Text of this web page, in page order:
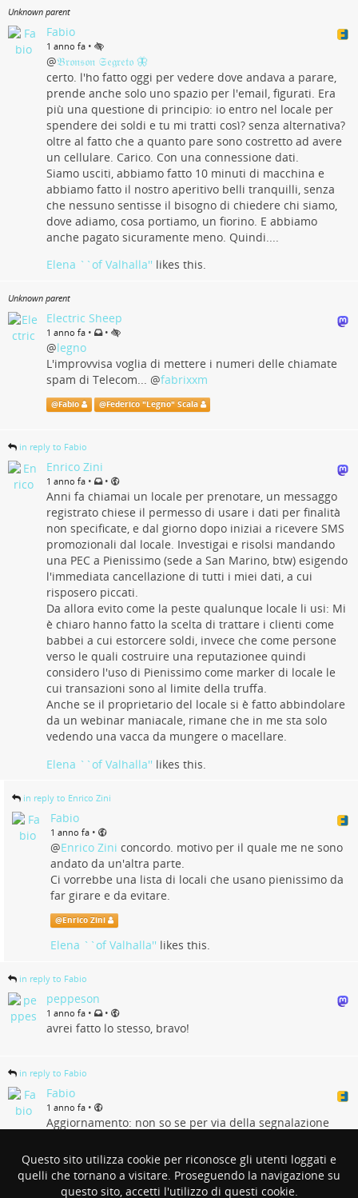
Unknown parent
Fabio
1 anno fa •
@𝔅𝔯𝔬𝔫𝔰𝔬𝔫 𝔖𝔢𝔤𝔯𝔢𝔱𝔬 🦋
certo. l'ho fatto oggi per vedere dove andava a parare,
prende anche solo uno spazio per l'email, figurati. Era
più una questione di principio: io entro nel locale per
spendere dei soldi e tu mi tratti così? senza alternativa?
oltre al fatto che a quanto pare sono costretto ad avere
un cellulare. Carico. Con una connessione dati.
Siamo usciti, abbiamo fatto 10 minuti di macchina e
abbiamo fatto il nostro aperitivo belli tranquilli, senza
che nessuno sentisse il bisogno di chiedere chi siamo,
dove adiamo, cosa portiamo, un fiorino. E abbiamo
anche pagato sicuramente meno. Quindi....
Elena ``of Valhalla'' likes this.
Unknown parent
Electric Sheep
1 anno fa • •
@legno
L'improvvisa voglia di mettere i numeri delle chiamate
spam di Telecom... @fabrixxm
@Fabio @Federico "Legno" Scala
in reply to Fabio
Enrico Zini
1 anno fa • •
Anni fa chiamai un locale per prenotare, un messaggo
registrato chiese il permesso di usare i dati per finalità
non specificate, e dal giorno dopo iniziai a ricevere SMS
promozionali dal locale. Investigai e risolsi mandando
una PEC a Pienissimo (sede a San Marino, btw) esigendo
l'immediata cancellazione di tutti i miei dati, a cui
risposero piccati.
Da allora evito come la peste qualunque locale li usi: Mi
è chiaro hanno fatto la scelta di trattare i clienti come
babbei a cui estorcere soldi, invece che come persone
verso le quali costruire una reputazionee quindi
considero l'uso di Pienissimo come marker di locale le
cui transazioni sono al limite della truffa.
Anche se il proprietario del locale si è fatto abbindolare
da un webinar maniacale, rimane che in me sta solo
vedendo una vacca da mungere o macellare.
Elena ``of Valhalla'' likes this.
in reply to Enrico Zini
Fabio
1 anno fa •
@Enrico Zini concordo. motivo per il quale me ne sono
andato da un'altra parte.
Ci vorrebbe una lista di locali che usano pienissimo da
far girare e da evitare.
@Enrico Zini
Elena ``of Valhalla'' likes this.
in reply to Fabio
peppeson
1 anno fa • •
avrei fatto lo stesso, bravo!
in reply to Fabio
Fabio
1 anno fa •
Aggiornamento: non so se per via della segnalazione
provato a riaprire il menu dal sito del locale. Il menù è
sempre sui server di "pienissimo", ma stranamente la
registrazione forzata non c'è più....
Questo sito utilizza cookie per riconosce gli utenti loggati e
quelli che tornano a visitare. Proseguendo la navigazione su
questo sito, accetti l'utilizzo di questi cookie.